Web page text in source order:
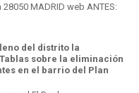
MADRID web ANTES:
del distrito la
sobre la eliminación
en el barrio del Plan